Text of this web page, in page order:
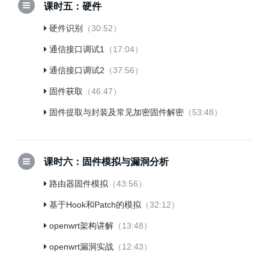
课时五：硬件
硬件识别 （30:52）
通信接口调试1 （17:04）
通信接口调试2 （37:56）
固件获取 （46:47）
固件提取与封装及常见加密固件解密 （53:48）
课时六：固件模拟与漏洞分析
路由器固件模拟 （43:56）
基于Hook和Patch的模拟 （32:12）
openwrt架构讲解 （13:48）
openwrt漏洞实战 （12:43）